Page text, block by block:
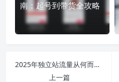
南：起号到带货全攻略
2025年独立站流量从何而来？四大流量渠道引流
上一篇